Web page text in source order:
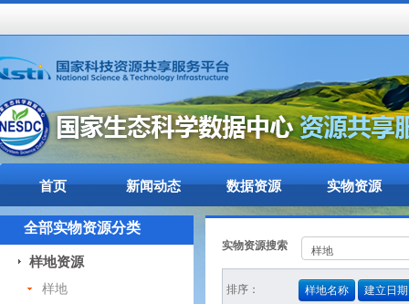
首页 新闻动态 数据资源 实物资源
全部实物资源分类
样地资源
样地
实物资源搜索
排序： 样地名称 建立日期